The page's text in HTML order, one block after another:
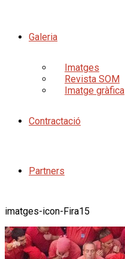
Galeria
Imatges
Revista SOM
Imatge gràfica
Contractació
Partners
imatges-icon-Fira15